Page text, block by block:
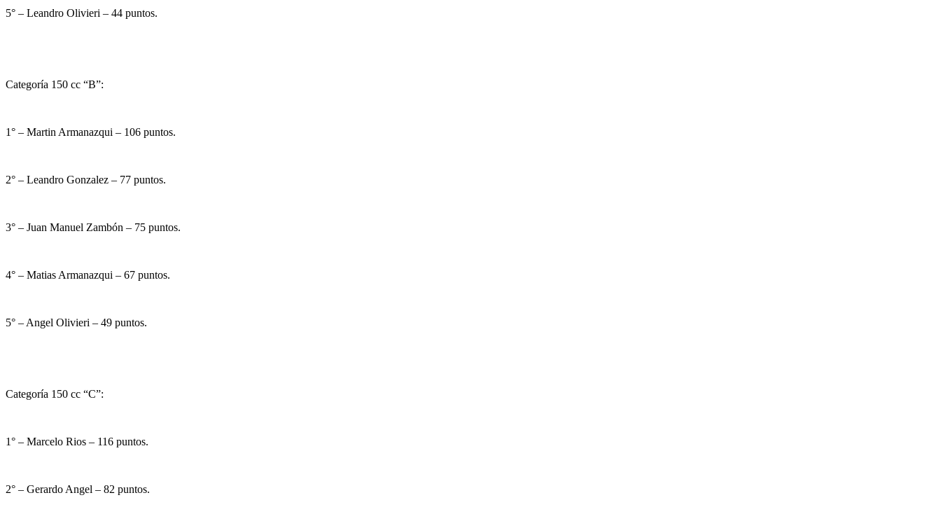
5° – Leandro Olivieri – 44 puntos.
Categoría 150 cc “B”:
1° – Martin Armanazqui – 106 puntos.
2° – Leandro Gonzalez – 77 puntos.
3° – Juan Manuel Zambón – 75 puntos.
4° – Matias Armanazqui – 67 puntos.
5° – Angel Olivieri – 49 puntos.
Categoría 150 cc “C”:
1° – Marcelo Rios – 116 puntos.
2° – Gerardo Angel – 82 puntos.